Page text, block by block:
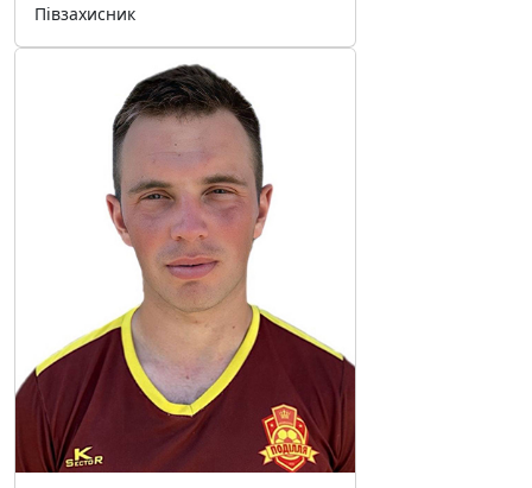
Півзахисник